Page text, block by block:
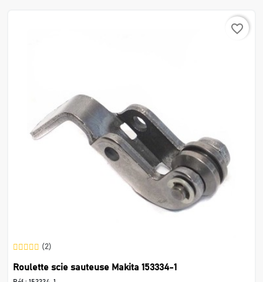
favorite_border
(2)
Roulette scie sauteuse Makita 153334-1